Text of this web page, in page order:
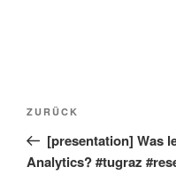
Beitragsnavigation
Vorheriger
Beitrag
ZURÜCK
[presentation] Was
Analytics? #tugraz